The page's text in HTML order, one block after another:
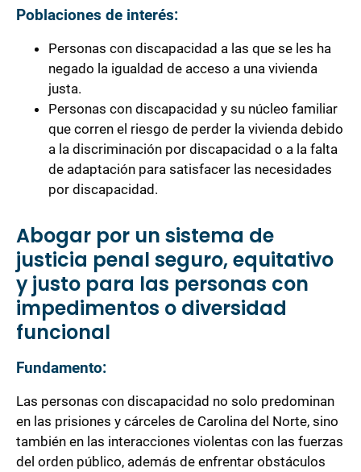
Poblaciones de interés:
Personas con discapacidad a las que se les ha
negado la igualdad de acceso a una vivienda
justa.
Personas con discapacidad y su núcleo familiar
que corren el riesgo de perder la vivienda debido
a la discriminación por discapacidad o a la falta
de adaptación para satisfacer las necesidades
por discapacidad.
Abogar por un sistema de
justicia penal seguro, equitativo
y justo para las personas con
impedimentos o diversidad
funcional
Fundamento:
Las personas con discapacidad no solo predominan
en las prisiones y cárceles de Carolina del Norte, sino
también en las interacciones violentas con las fuerzas
del orden público, además de enfrentar obstáculos